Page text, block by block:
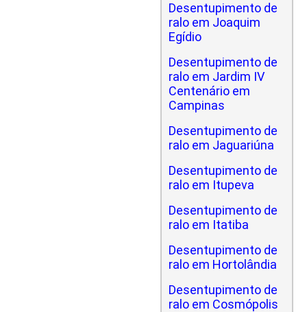
Desentupimento de
ralo em Joaquim
Egídio
Desentupimento de
ralo em Jardim IV
Centenário em
Campinas
Desentupimento de
ralo em Jaguariúna
Desentupimento de
ralo em Itupeva
Desentupimento de
ralo em Itatiba
Desentupimento de
ralo em Hortolândia
Desentupimento de
ralo em Cosmópolis